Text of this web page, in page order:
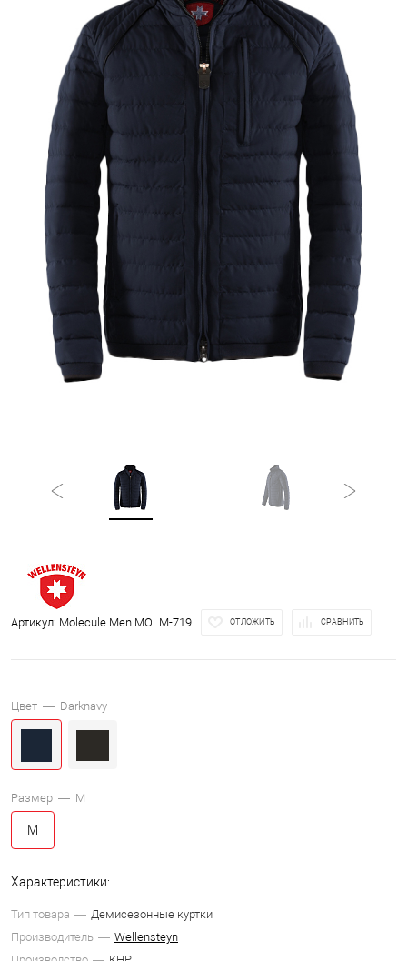
Артикул: Molecule Men MOLM-719 ОТЛОЖИТЬ СРАВНИТЬ
Цвет — Darknavy
Размер — M
M
Характеристики:
Тип товара
Демисезонные куртки
Производитель
Wellensteyn